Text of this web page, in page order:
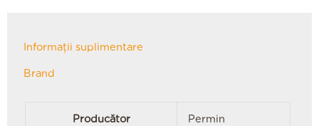
Informații suplimentare
Brand
Producător Permin